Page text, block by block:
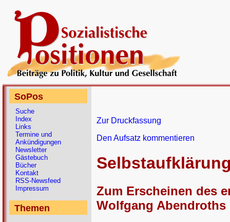
Zur Druckfassung
Den Aufsatz kommentieren
Zum Erscheinen des
Wolfgang Abendroths
SoPos
Suche
Index
Links
Termine und
Ankündigungen
Newsletter
Gästebuch
Bücher
Kontakt
RSS-Newsfeed
Impressum
Themen